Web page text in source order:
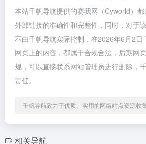
本站千帆导航提供的赛我网（Cyworld）
外部链接的准确性和完整性，同时，对于
不由千帆导航实际控制，在2026年6月2日
网页上的内容，都属于合规合法，后期网
规，可以直接联系网站管理员进行删除，
责任。
千帆导航致力于优质、实用的网络站点资源收
相关导航